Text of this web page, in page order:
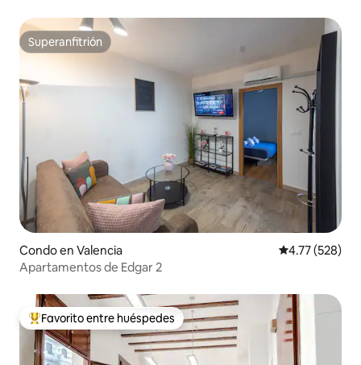
Superanfitrión
Superanfitrión
Condo en Valencia Calificación
4.77 (528)
Apartamentos de Edgar 2
Favorito entre huéspedes preferido
Favorito entre huéspedes